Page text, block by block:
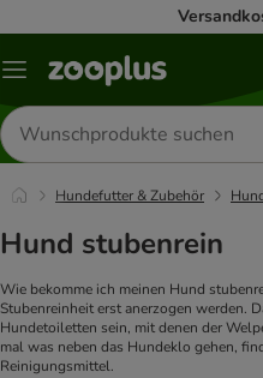
Menü
Produkte
suchen
Hundefutter & Zubehör
Hund stubenrein
Wie bekomme ich meinen Hund
Stubenreinheit erst anerzogen werden.
Hundetoiletten sein, mit denen der
mal was neben das Hundeklo gehen,
Reinigungsmittel.